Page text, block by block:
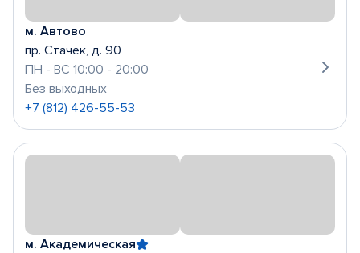
м. Автово
пр. Стачек, д. 90
ПН - ВС 10:00 - 20:00
Без выходных
+7 (812) 426-55-53
м. Академическая